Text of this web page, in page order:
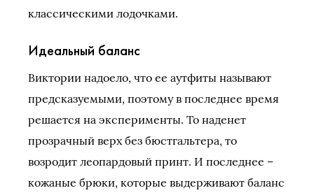
классическими лодочками.
Идеальный баланс
Виктории надоело, что ее аутфиты называют
предсказуемыми, поэтому в последнее время
решается на эксперименты. То наденет
прозрачный верх без бюстгальтера, то
возродит леопардовый принт. И последнее –
кожаные брюки, которые выдерживают баланс